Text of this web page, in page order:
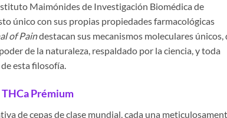
Maimónides de Investigación Biomédica de
único con sus propias propiedades farmacológicas
of Paindestacan sus mecanismos moleculares únicos,
de la naturaleza, respaldado por la ciencia, y toda
esta filosofía.
Prémium
de cepas de clase mundial, cada una